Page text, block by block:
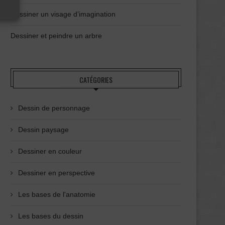
Dessiner un visage d’imagination
Dessiner et peindre un arbre
CATÉGORIES
Dessin de personnage
Dessin paysage
Dessiner en couleur
Dessiner en perspective
Les bases de l'anatomie
Les bases du dessin